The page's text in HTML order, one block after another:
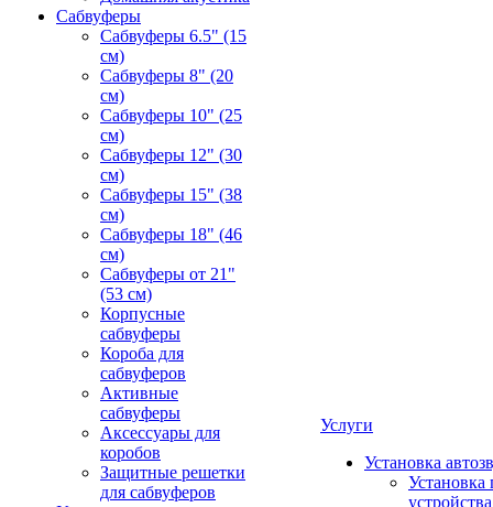
Сабвуферы
Сабвуферы 6.5" (15
см)
Сабвуферы 8" (20
см)
Сабвуферы 10" (25
см)
Сабвуферы 12" (30
см)
Сабвуферы 15" (38
см)
Сабвуферы 18" (46
см)
Сабвуферы от 21"
(53 см)
Корпусные
сабвуферы
Короба для
сабвуферов
Активные
сабвуферы
Аксессуары для
коробов
Защитные решетки
для сабвуферов
Услуги
Установка
Установка
устройства